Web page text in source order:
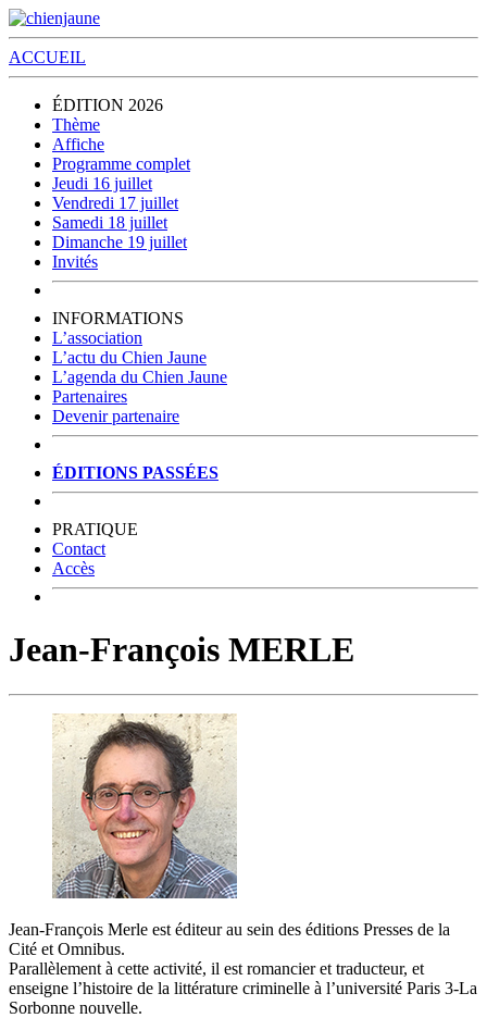
ACCUEIL
ÉDITION 2026
Thème
Affiche
Programme complet
Jeudi 16 juillet
Vendredi 17 juillet
Samedi 18 juillet
Dimanche 19 juillet
Invités
INFORMATIONS
L’association
L’actu du Chien Jaune
L’agenda du Chien Jaune
Partenaires
Devenir partenaire
ÉDITIONS PASSÉES
PRATIQUE
Contact
Accès
Jean-François MERLE
Jean-François Merle est éditeur au sein des éditions Presses de la
Cité et Omnibus.
Parallèlement à cette activité, il est romancier et traducteur, et
enseigne l’histoire de la littérature criminelle à l’université Paris 3-La
Sorbonne nouvelle.